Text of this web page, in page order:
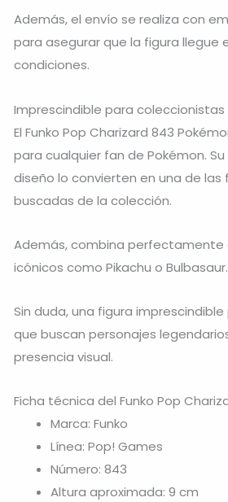
Además, el envío se realiza con
para asegurar que la figura llegue
condiciones.
Imprescindible para coleccionistas
El Funko Pop Charizard 843
para cualquier fan de Pokémon.
diseño lo convierten en una de las
buscadas de la colección.
Además, combina perfectamente
icónicos como Pikachu o Bulbasaur.
Sin duda, una figura
que buscan personajes
presencia visual.
Ficha técnica del Funko Pop
Marca: Funko
Línea: Pop! Games
Número: 843
Altura aproximada: 9 cm